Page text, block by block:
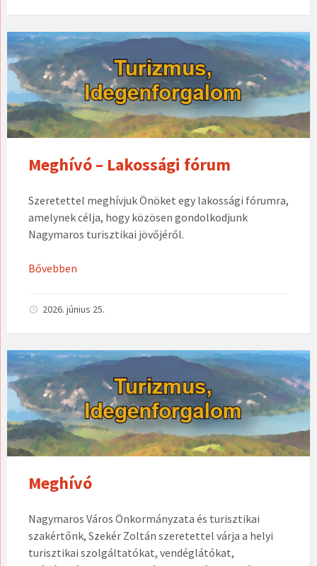
Meghívó – Lakossági fórum
Szeretettel meghívjuk Önöket egy lakossági fórumra,
amelynek célja, hogy közösen gondolkodjunk
Nagymaros turisztikai jövőjéről.
Bővebben
2026. június 25.
Meghívó
Nagymaros Város Önkormányzata és turisztikai
szakértőnk, Szekér Zoltán szeretettel várja a helyi
turisztikai szolgáltatókat, vendéglátókat,